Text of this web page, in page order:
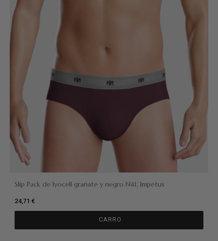
Slip Pack de lyocell granate y negro N41, Impetus
24,71 €
CARRO